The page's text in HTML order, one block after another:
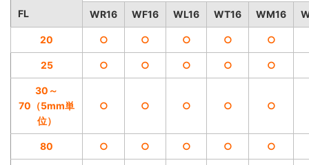
FL WR16 WF16 WL16 WT16 WM16
20 ○ ○ ○ ○ ○
25 ○ ○ ○ ○ ○
30～
70（5mm単
位）
○ ○ ○ ○ ○
80 ○ ○ ○ ○ ○